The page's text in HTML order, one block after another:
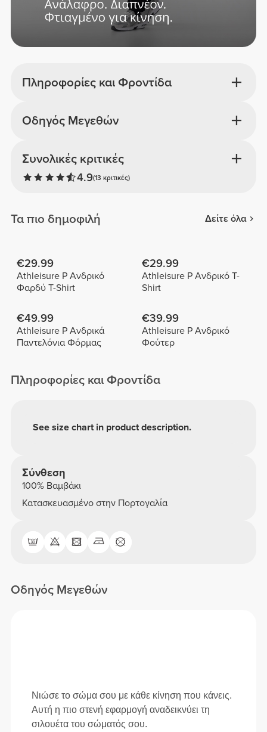
Πληροφορίες και Φροντίδα
Συνολικές κριτικές
4.9(13 κριτικές)
Οδηγός Μεγεθών
Τα πιο δημοφιλή Δείτε όλα
€29.99
Athleisure P Ανδρικό
Φαρδύ T-Shirt
€29.99
Athleisure P Ανδρικό T-
Shirt
€49.99
Athleisure P Ανδρικά
Παντελόνια Φόρμας
€39.99
Athleisure P Ανδρικό
Φούτερ
Πληροφορίες και Φροντίδα
See size chart in product description.
Σύνθεση
100% Βαμβάκι
Κατασκευασμένο στην Πορτογαλία
Οδηγός Μεγεθών
Νιώσε το σώμα σου με κάθε κίνηση που κάνεις.
Αυτή η πιο στενή εφαρμογή αναδεικνύει τη
σιλουέτα του σώματός σου.